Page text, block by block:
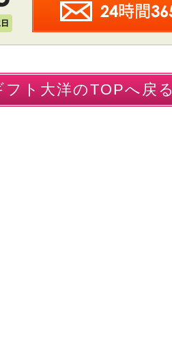
フト大洋のTOPへ戻る